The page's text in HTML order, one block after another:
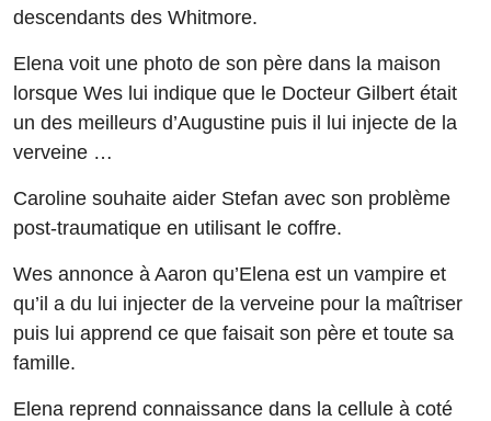
descendants des Whitmore.
Elena voit une photo de son père dans la maison
lorsque Wes lui indique que le Docteur Gilbert était
un des meilleurs d’Augustine puis il lui injecte de la
verveine …
Caroline souhaite aider Stefan avec son problème
post-traumatique en utilisant le coffre.
Wes annonce à Aaron qu’Elena est un vampire et
qu’il a du lui injecter de la verveine pour la maîtriser
puis lui apprend ce que faisait son père et toute sa
famille.
Elena reprend connaissance dans la cellule à coté